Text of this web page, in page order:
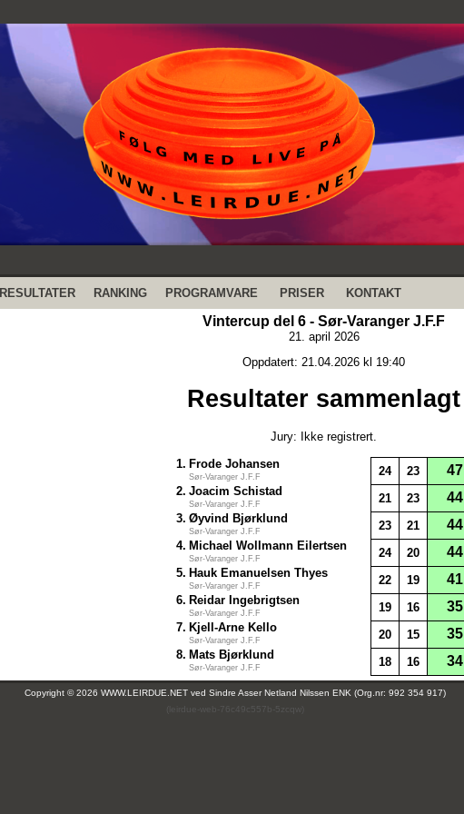
RESULTATER RANKING PROGRAMVARE PRISER KONTAKT
Vintercup del 6 - Sør-Varanger J.F.F
21. april 2026
Oppdatert: 21.04.2026 kl 19:40
Resultater sammenlagt
Jury: Ikke registrert.
1. Frode Johansen
Sør-Varanger J.F.F 24 23 47
2. Joacim Schistad
Sør-Varanger J.F.F 21 23 44
3. Øyvind Bjørklund
Sør-Varanger J.F.F 23 21 44
4. Michael Wollmann Eilertsen
Sør-Varanger J.F.F 24 20 44
5. Hauk Emanuelsen Thyes
Sør-Varanger J.F.F 22 19 41
6. Reidar Ingebrigtsen
Sør-Varanger J.F.F 19 16 35
7. Kjell-Arne Kello
Sør-Varanger J.F.F 20 15 35
8. Mats Bjørklund
Sør-Varanger J.F.F 18 16 34
Copyright © 2026 WWW.LEIRDUE.NET ved Sindre Asser Netland Nilssen ENK (Org.nr: 992 354 917)
(leirdue-web-76c49c557b-5zcqw)